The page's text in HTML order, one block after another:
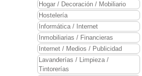
Hogar / Decoración / Mobiliario
Hostelería
Informática / Internet
Inmobiliarias / Financieras
Internet / Medios / Publicidad
Lavanderías / Limpieza /
Tintorerías